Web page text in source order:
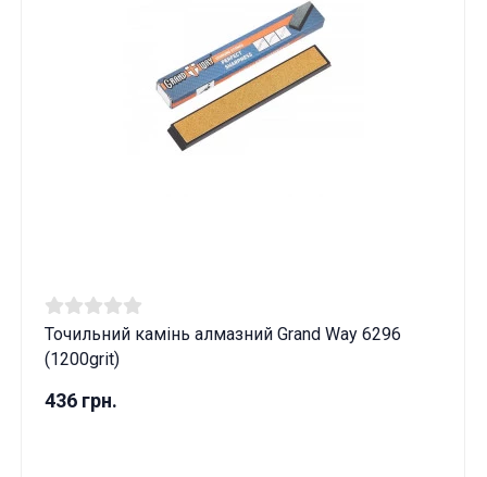
Точильний камінь алмазний Grand Way 6296
(1200grit)
436 грн.